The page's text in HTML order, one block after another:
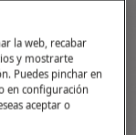
la web, recabar
y mostrarte
Puedes pinchar en
en configuración
aceptar o